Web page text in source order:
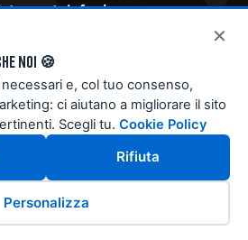
telefonica
dalle 9 alle 12 e dalle 15 alle 19
12143730963
è rivenditore ufficiale CUBE,
mountain-bike ed e-
e ragazzi. CUBE è una
×
noi 🍪
e, col tuo consenso,
ci aiutano a migliorare il sito
Scegli tu. Cookie Policy
Rifiuta
Personalizza